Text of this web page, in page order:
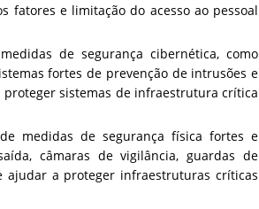
fatores e limitação do acesso ao pessoal
de segurança cibernética, como
fortes de prevenção de intrusões e
sistemas de infraestrutura crítica
medidas de segurança física fortes e
câmaras de vigilância, guardas de
ajudar a proteger infraestruturas críticas